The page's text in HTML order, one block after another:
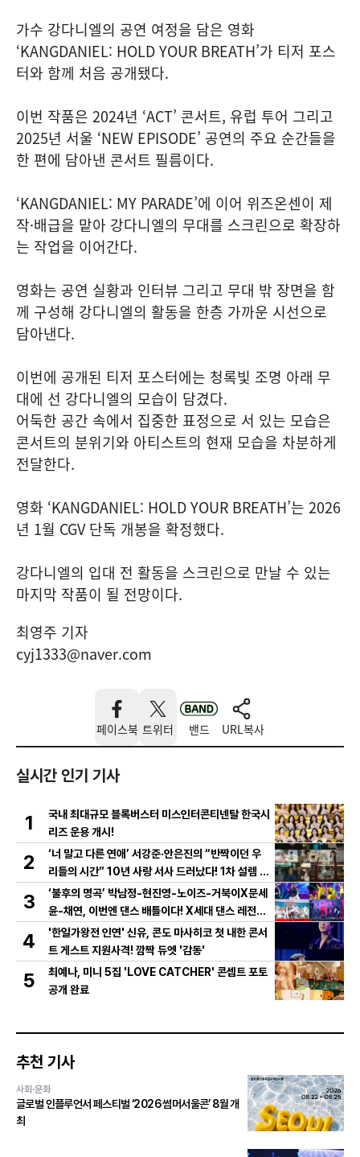
가수 강다니엘의 공연 여정을 담은 영화
‘KANGDANIEL: HOLD YOUR BREATH’가 티저 포스
터와 함께 처음 공개됐다.
이번 작품은 2024년 ‘ACT’ 콘서트, 유럽 투어 그리고
2025년 서울 ‘NEW EPISODE’ 공연의 주요 순간들을
한 편에 담아낸 콘서트 필름이다.
‘KANGDANIEL: MY PARADE’에 이어 위즈온센이 제
작·배급을 맡아 강다니엘의 무대를 스크린으로 확장하
는 작업을 이어간다.
영화는 공연 실황과 인터뷰 그리고 무대 밖 장면을 함
께 구성해 강다니엘의 활동을 한층 가까운 시선으로
담아낸다.
이번에 공개된 티저 포스터에는 청록빛 조명 아래 무
대에 선 강다니엘의 모습이 담겼다.
어둑한 공간 속에서 집중한 표정으로 서 있는 모습은
콘서트의 분위기와 아티스트의 현재 모습을 차분하게
전달한다.
영화 ‘KANGDANIEL: HOLD YOUR BREATH’는 2026
년 1월 CGV 단독 개봉을 확정했다.
강다니엘의 입대 전 활동을 스크린으로 만날 수 있는
마지막 작품이 될 전망이다.
최영주 기자
cyj1333@naver.com
페이스북 트위터 밴드 URL복사
실시간 인기 기사
1
국내 최대규모 블록버스터 미스인터콘티넨탈 한국시
리즈 운용 개시!
2
‘너 말고 다른 연애’ 서강준·안은진의 “반짝이던 우
리들의 시간” 10년 사랑 서사 드러났다! 1차 설렘 티
저 영상 공개!
3
‘불후의 명곡’ 박남정-현진영-노이즈-거북이X문세
윤-채연, 이번엔 댄스 배틀이다! X세대 댄스 레전드
총출동! 댄스 본능 깨운다!
4
'한일가왕전 인연' 신유, 콘도 마사히코 첫 내한 콘서
트 게스트 지원사격! 깜짝 듀엣 '감동'
5
최예나, 미니 5집 'LOVE CATCHER' 콘셉트 포토
공개 완료
추천 기사
사회·문화
글로벌 인플루언서 페스티벌 ‘2026 썸머서울콘’ 8월 개
최